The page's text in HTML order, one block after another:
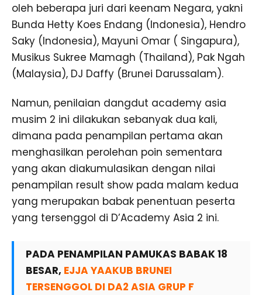
oleh beberapa juri dari keenam Negara, yakni
Bunda Hetty Koes Endang (Indonesia), Hendro
Saky (Indonesia), Mayuni Omar ( Singapura),
Musikus Sukree Mamagh (Thailand), Pak Ngah
(Malaysia), DJ Daffy (Brunei Darussalam).
Namun, penilaian dangdut academy asia
musim 2 ini dilakukan sebanyak dua kali,
dimana pada penampilan pertama akan
menghasilkan perolehan poin sementara
yang akan diakumulasikan dengan nilai
penampilan result show pada malam kedua
yang merupakan babak penentuan peserta
yang tersenggol di D’Academy Asia 2 ini.
PADA PENAMPILAN PAMUKAS BABAK 18
BESAR, EJJA YAAKUB BRUNEI
TERSENGGOL DI DA2 ASIA GRUP F